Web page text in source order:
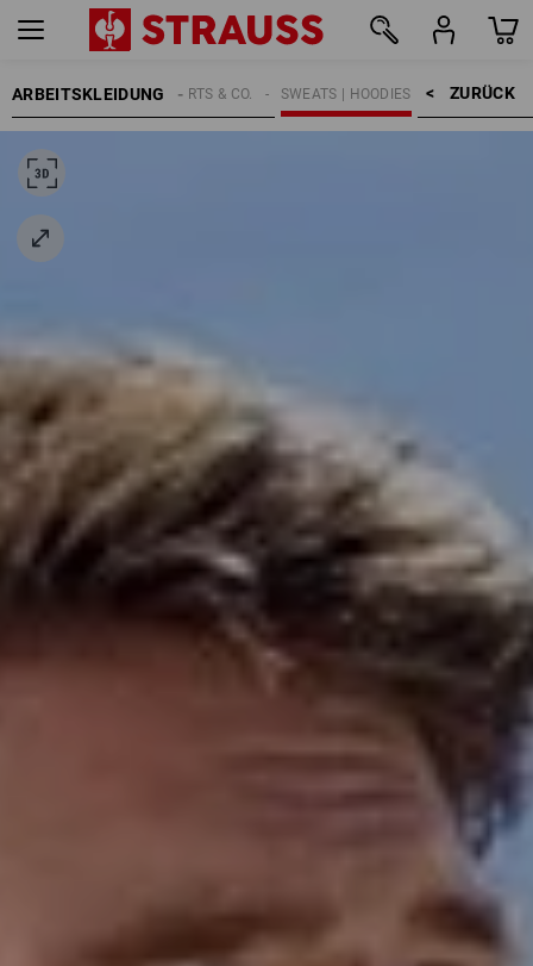
ARBEITSKLEIDUNG ZURÜCK    >
SWEATS | HOODIES
SHIRTS & CO.
HERREN